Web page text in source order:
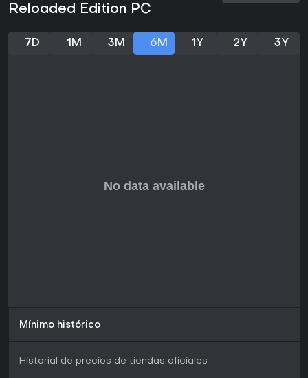
Reloaded Edition PC
7D 1M 3M 6M 1Y 2Y 3Y
Mínimo histórico
Historial de precios de tiendas oficiales